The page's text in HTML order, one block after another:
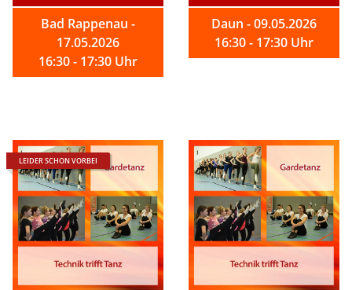
Bad Rappenau -
17.05.2026
16:30 - 17:30 Uhr
Daun - 09.05.2026
16:30 - 17:30 Uhr
LEIDER SCHON VORBEI